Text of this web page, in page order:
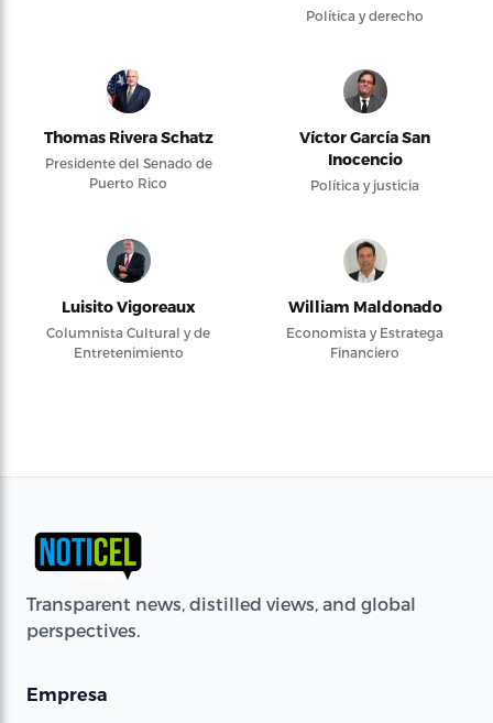
Política y derecho
Thomas Rivera Schatz
Presidente del Senado de
Puerto Rico
Víctor García San
Inocencio
Política y justicia
Luisito Vigoreaux
Columnista Cultural y de
Entretenimiento
William Maldonado
Economista y Estratega
Financiero
Transparent news, distilled views, and global
perspectives.
Empresa